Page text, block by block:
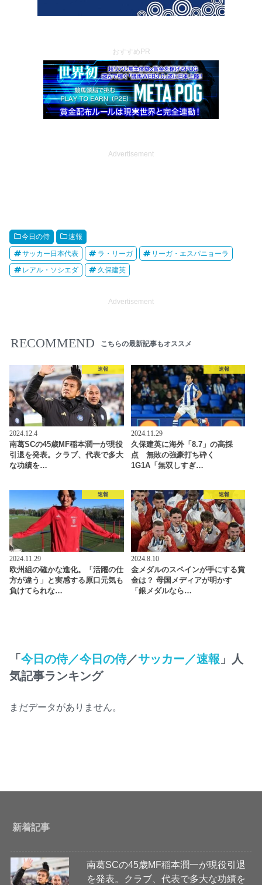
おすすめPR
Advertisement
今日の侍 速報
サッカー日本代表 ラ・リーガ リーガ・エスパニョーラ
レアル・ソシエダ 久保建英
Advertisement
RECOMMEND こちらの最新記事もオススメ
速報
2024.12.4
南葛SCの45歳MF稲本潤一が現役
引退を発表。クラブ、代表で多大
な功績を…
速報
2024.11.29
久保建英に海外「8.7」の高採
点 無敗の強豪打ち砕く
1G1A「無双しすぎ…
速報
2024.11.29
欧州組の確かな進化。「活躍の仕
方が違う」と実感する原口元気も
負けてられな…
速報
2024.8.10
金メダルのスペインが手にする賞
金は？ 母国メディアが明かす
「銀メダルなら…
「今日の侍／今日の侍／サッカー／速報 」人
気記事ランキング
まだデータがありません。
新着記事
南葛SCの45歳MF稲本潤一が現役引退
を発表。クラブ、代表で多大な功績を